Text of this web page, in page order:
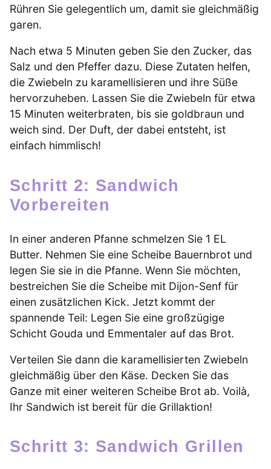
Rühren Sie gelegentlich um, damit sie gleichmäßig
garen.
Nach etwa 5 Minuten geben Sie den Zucker, das
Salz und den Pfeffer dazu. Diese Zutaten helfen,
die Zwiebeln zu karamellisieren und ihre Süße
hervorzuheben. Lassen Sie die Zwiebeln für etwa
15 Minuten weiterbraten, bis sie goldbraun und
weich sind. Der Duft, der dabei entsteht, ist
einfach himmlisch!
Schritt 2: Sandwich
Vorbereiten
In einer anderen Pfanne schmelzen Sie 1 EL
Butter. Nehmen Sie eine Scheibe Bauernbrot und
legen Sie sie in die Pfanne. Wenn Sie möchten,
bestreichen Sie die Scheibe mit Dijon-Senf für
einen zusätzlichen Kick. Jetzt kommt der
spannende Teil: Legen Sie eine großzügige
Schicht Gouda und Emmentaler auf das Brot.
Verteilen Sie dann die karamellisierten Zwiebeln
gleichmäßig über den Käse. Decken Sie das
Ganze mit einer weiteren Scheibe Brot ab. Voilà,
Ihr Sandwich ist bereit für die Grillaktion!
Schritt 3: Sandwich Grillen